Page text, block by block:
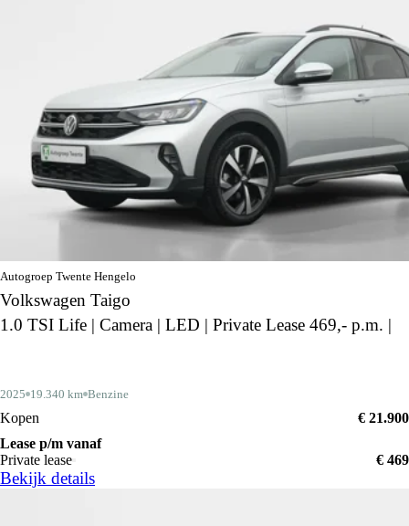
Autogroep Twente Hengelo
Volkswagen Taigo
1.0 TSI Life | Camera | LED | Private Lease 469,- p.m. |
2025 19.340 km Benzine
Kopen
€ 21.900
Lease p/m vanaf
Private lease
€ 469
Bekijk details